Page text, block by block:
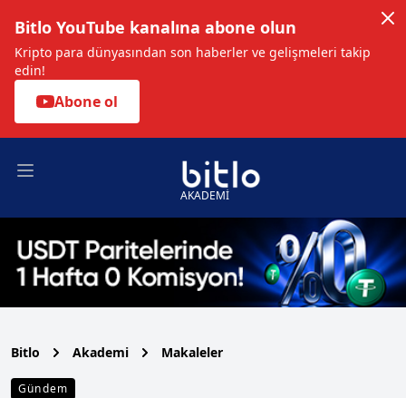
Bitlo YouTube kanalına abone olun
Kripto para dünyasından son haberler ve gelişmeleri takip
edin!
Abone ol
Open main menu
AKADEMİ
Bitlo Akademi Makaleler
Gündem